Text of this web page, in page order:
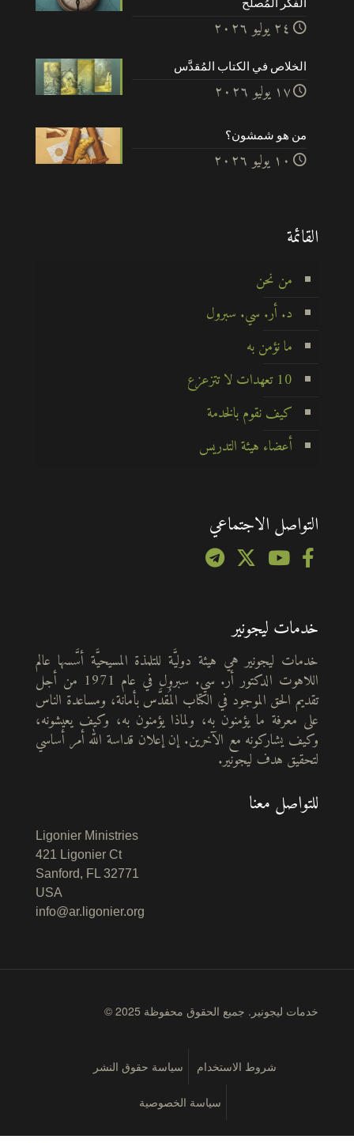
۲٤ يوليو ۲۰۲٦
الخلاص في الكتاب المُقدَّس
۱۷ يوليو ۲۰۲٦
من هو شمشون؟
۱۰ يوليو ۲۰۲٦
القائمة
من نحن
د. أر. سي. سبرول
ما نؤمن به
10 تعهدات لا تتزعزع
كيف نقوم بالخدمة
أعضاء هيئة التدريس
التواصل الاجتماعي
خدمات ليجونير
خدمات ليجونير هي هيئة دوليَّة للتلمذة المسيحيَّة أسَّسها عالم
اللاهوت الدكتور أر. سي. سبرول في عام 1971 من أجل
تقديم الحق الموجود في الكتاب المُقدَّس بأمانة، ومساعدة الناس
على معرفة ما يؤمنون به، ولماذا يؤمنون به، وكيف يعيشونه،
وكيف يشاركونه مع الآخرين. إن إعلان قداسة الله أمر أساسي
لتحقيق هدف ليجونير.
للتواصل معنا
Ligonier Ministries
421 Ligonier Ct
Sanford, FL 32771
USA
info@ar.ligonier.org
© 2025 خدمات ليجونير. جميع الحقوق محفوظة
شروط الاستخدام سياسة حقوق النشر
سياسة الخصوصية